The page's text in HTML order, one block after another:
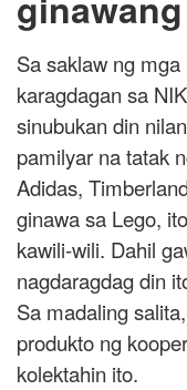
Sa saklaw ng
karagdagan sa
sinubukan din
pamilyar na tatak
Adidas,
ginawa sa Lego,
kawili-wili. Dahil
nagdaragdag din
Sa madaling
produkto ng
kolektahin ito.